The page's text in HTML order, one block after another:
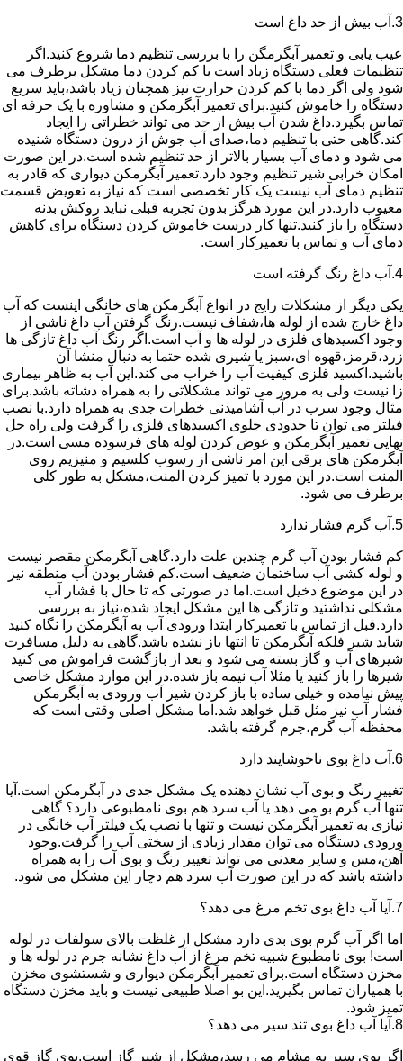
3.آب بیش از حد داغ است
عیب یابی و تعمیر آبگرمگن را با بررسی تنظیم دما شروع کنید.اگر
تنظیمات فعلی دستگاه زیاد است با کم کردن دما مشکل برطرف می
شود ولی اگر دما با کم کردن حرارت نیز همچنان زیاد باشد،باید سریع
دستگاه را خاموش کنید.برای تعمیر آبگرمکن و مشاوره با یک حرفه ای
تماس بگیرد.داغ شدن آب بیش از حد می تواند خطراتی را ایجاد
کند.گاهی حتی با تنظیم دما،صدای آب جوش از درون دستگاه شنیده
می شود و دمای آب بسیار بالاتر از حد تنظیم شده است.در این صورت
امکان خرابی شیر تنظیم وجود دارد.تعمیر آبگرمکن دیواری که قادر به
تنظیم دمای آب نیست یک کار تخصصی است که نیاز به تعویض قسمت
معیوب دارد.در این مورد هرگز بدون تجربه قبلی نباید روکش بدنه
دستگاه را باز کنید.تنها کار درست خاموش کردن دستگاه برای کاهش
دمای آب و تماس با تعمیرکار است.
4.آب داغ رنگ گرفته است
یکی دیگر از مشکلات رایج در انواع آبگرمکن های خانگی اینست که آب
داغ خارج شده از لوله ها،شفاف نیست.رنگ گرفتن آب داغ ناشی از
وجود اکسیدهای فلزی در لوله ها و آب است.اگر رنگ آب داغ تازگی ها
زرد،قرمز،قهوه ای،سبز یا شیری شده حتما به دنبال منشا آن
باشید.اکسید فلزی کیفیت آب را خراب می کند.این آب به ظاهر بیماری
زا نیست ولی به مرور می تواند مشکلاتی را به همراه دشاته باشد.برای
مثال وجود سرب در آب آشامیدنی خطرات جدی به همراه دارد.با نصب
فیلتر می توان تا حدودی جلوی اکسیدهای فلزی را گرفت ولی راه حل
نهایی تعمیر آبگرمکن و عوض کردن لوله های فرسوده مسی است.در
آبگرمکن های برقی این امر ناشی از رسوب کلسیم و منیزیم روی
المنت است.در این مورد با تمیز کردن المنت،مشکل به طور کلی
برطرف می شود.
5.آب گرم فشار ندارد
کم فشار بودن آب گرم چندین علت دارد.گاهی آبگرمکن مقصر نیست
و لوله کشی آب ساختمان ضعیف است.کم فشار بودن آب منطقه نیز
در این موضوع دخیل است.اما در صورتی که تا حال با فشار آب
مشکلی نداشتید و تازگی ها این مشکل ایجاد شده،نیاز به بررسی
دارد.قبل از تماس با تعمیرکار ابتدا ورودی آب به آبگرمکن را نگاه کنید
شاید شیر فلکه آبگرمکن تا انتها باز نشده باشد.گاهی به دلیل مسافرت
شیرهای آب و گاز بسته می شود و بعد از بازگشت فراموش می کنید
شیرها را باز کنید یا مثلا آب نیمه باز شده.در این موارد مشکل خاصی
پیش نیامده و خیلی ساده با باز کردن شیر آب ورودی به آبگرمکن
فشار آب نیز مثل قبل خواهد شد.اما مشکل اصلی وقتی است که
محفظه آب گرم،جرم گرفته باشد.
6.آب داغ بوی ناخوشایند دارد
تغییر رنگ و بوی آب نشان دهنده یک مشکل جدی در آبگرمکن است.آیا
تنها آب گرم بو می دهد یا آب سرد هم بوی نامطبوعی دارد؟ گاهی
نیازی به تعمیر آبگرمکن نیست و تنها با نصب یک فیلتر آب خانگی در
ورودی دستگاه می توان مقدار زیادی از سختی آب را گرفت.وجود
آهن،مس و سایر معدنی می تواند تغییر رنگ و بوی آب را به همراه
داشته باشد که در این صورت آب سرد هم دچار این مشکل می شود.
7.آیا آب داغ بوی تخم مرغ می دهد؟
اما اگر آب گرم بوی بدی دارد مشکل از غلظت بالای سولفات در لوله
است! بوی نامطبوع شبیه تخم مرغ از آب داغ نشانه جرم در لوله ها و
مخزن دستگاه است.برای تعمیر آبگرمکن دیواری و شستشوی مخزن
با همیاران تماس بگیرید.این بو اصلا طبیعی نیست و باید مخزن دستگاه
تمیز شود.
8.آیا آب داغ بوی تند سیر می دهد؟
اگر بوی سیر به مشام می رسد،مشکل از شیر گاز است.بوی گاز قوی